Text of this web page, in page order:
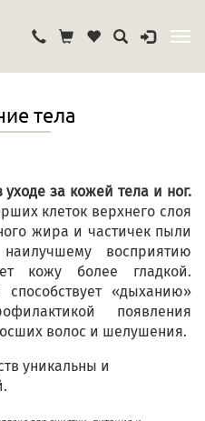
тела
за кожей тела и ног.
клеток верхнего слоя
жира и частичек пыли
восприятию
кожу более гладкой.
«дыханию»
появления
волос и шелушения.
уникальны и